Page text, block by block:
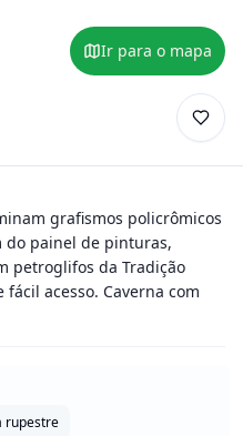
Ir para o mapa
grafismos policrômicos
do painel de pinturas,
petroglifos da Tradição
acesso. Caverna com
rupestre